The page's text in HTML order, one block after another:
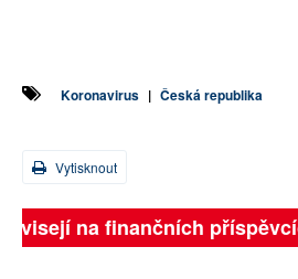
Koronavirus | Česká republika
Vytisknout
na finančních